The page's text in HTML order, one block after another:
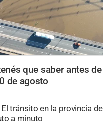
que saber antes de
de agosto
El tránsito en la provincia de
a minuto